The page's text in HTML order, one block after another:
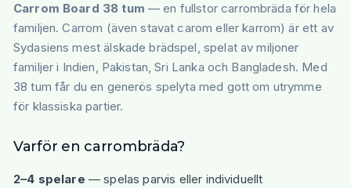
Carrom Board 38 tum — en fullstor carrombräda för hela
familjen. Carrom (även stavat carom eller karrom) är ett av
Sydasiens mest älskade brädspel, spelat av miljoner
familjer i Indien, Pakistan, Sri Lanka och Bangladesh. Med
38 tum får du en generös spelyta med gott om utrymme
för klassiska partier.
Varför en carrombräda?
2–4 spelare — spelas parvis eller individuellt